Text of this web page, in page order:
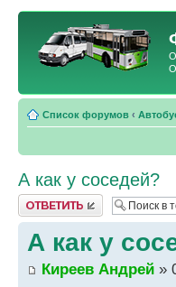
Список форумов ‹
А как у соседей?
Ответить
А как у
Киреев Андрей »